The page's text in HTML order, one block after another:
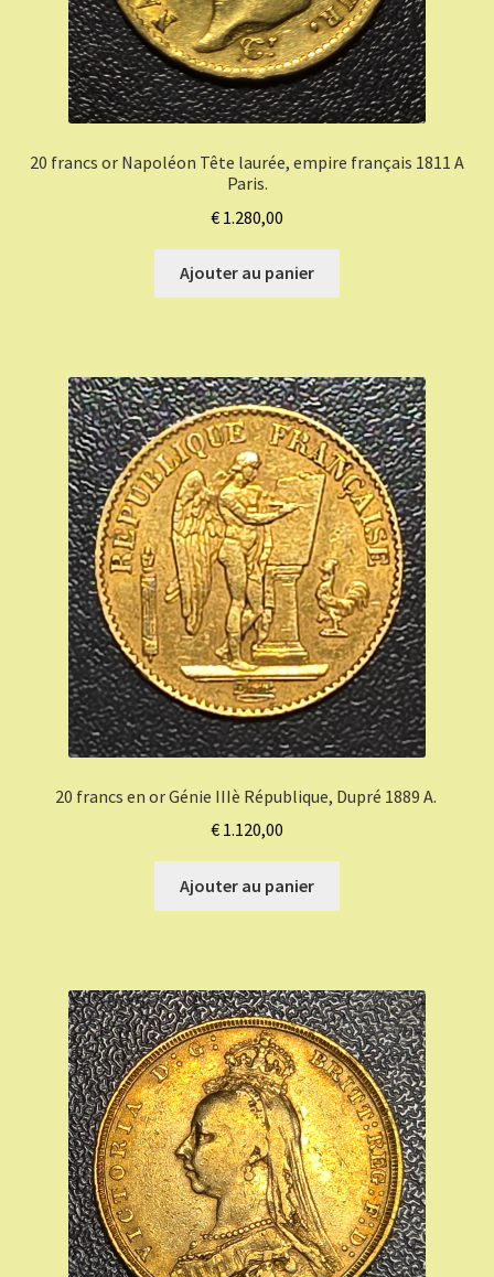
20 francs or Napoléon Tête laurée, empire français 1811 A
Paris.
€ 1.280,00
Ajouter au panier
20 francs en or Génie IIIè République, Dupré 1889 A.
€ 1.120,00
Ajouter au panier